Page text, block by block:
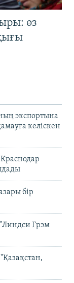
өз
экспортына
келіскен
бір
Грэм